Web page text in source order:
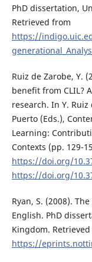
PhD dissertation,
Retrieved from
https://
Ruiz de Zarobe, Y.
benefit from CLIL?
research. In Y. Ruiz
Puerto (Eds.),
Learning:
Contexts (pp. 129-
https://doi.org/
https://doi.org/
Ryan, S. (2008).
English. PhD
Kingdom.
https://